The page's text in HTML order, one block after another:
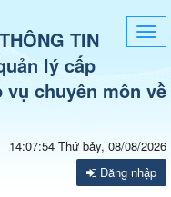
TIN
lý cấp
chuyên môn về
14:07:55 Thứ bảy, 08/08/2026
Đăng nhập